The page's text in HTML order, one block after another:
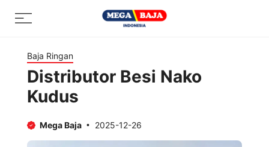
Menu
Baja Ringan
Distributor Besi Nako
Kudus
Mega Baja 2025-12-26